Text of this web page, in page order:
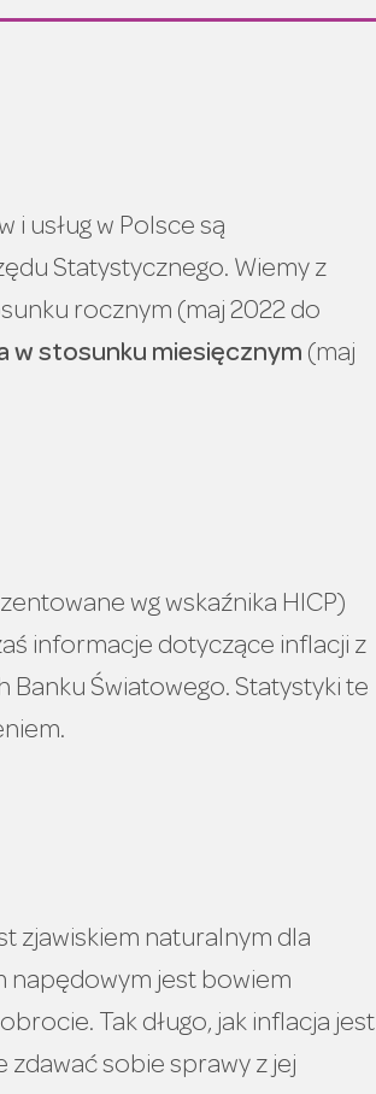
usług w Polsce są
Statystycznego. Wiemy z
rocznym (maj 2022 do
w stosunku miesięcznym (maj
wg wskaźnika HICP)
informacje dotyczące inflacji z
Światowego. Statystyki te
zjawiskiem naturalnym dla
napędowym jest bowiem
Tak długo, jak inflacja jest
sobie sprawy z jej